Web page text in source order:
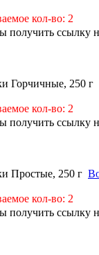
кол-во: 2
Горчичные, 250 г
кол-во: 2
Простые, 250 г
кол-во: 2